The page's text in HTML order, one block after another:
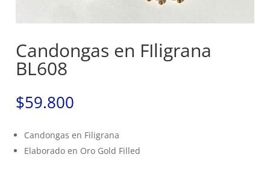
Candongas en FIligrana
BL608
$59.800
Candongas en Filigrana
Elaborado en Oro Gold Filled